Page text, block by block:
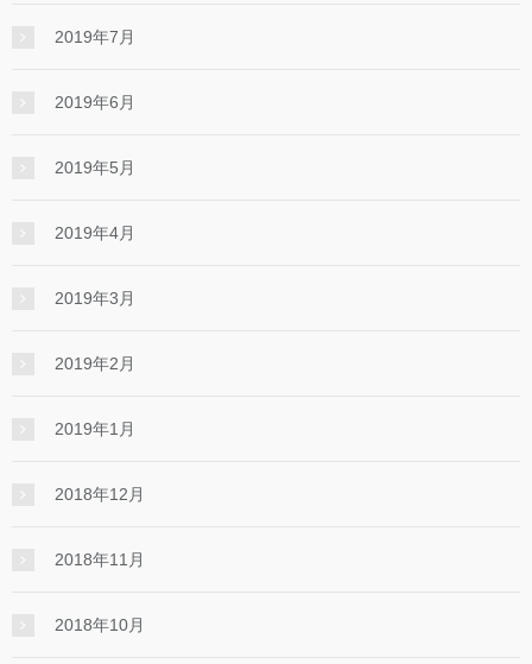
2019年7月
2019年6月
2019年5月
2019年4月
2019年3月
2019年2月
2019年1月
2018年12月
2018年11月
2018年10月